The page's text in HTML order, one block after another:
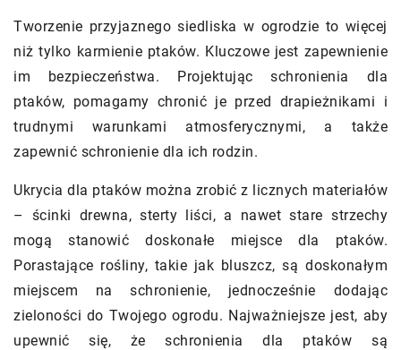
Tworzenie przyjaznego siedliska w ogrodzie to więcej
niż tylko karmienie ptaków. Kluczowe jest zapewnienie
im bezpieczeństwa. Projektując schronienia dla
ptaków, pomagamy chronić je przed drapieżnikami i
trudnymi warunkami atmosferycznymi, a także
zapewnić schronienie dla ich rodzin.
Ukrycia dla ptaków można zrobić z licznych materiałów
– ścinki drewna, sterty liści, a nawet stare strzechy
mogą stanowić doskonałe miejsce dla ptaków.
Porastające rośliny, takie jak bluszcz, są doskonałym
miejscem na schronienie, jednocześnie dodając
zieloności do Twojego ogrodu. Najważniejsze jest, aby
upewnić się, że schronienia dla ptaków są